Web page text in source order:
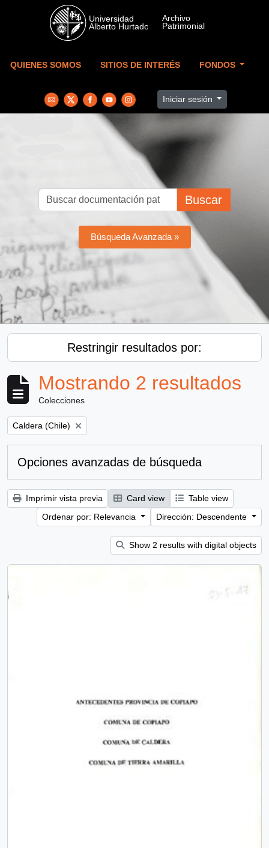
Skip to main content
QUIENES SOMOS SITIOS DE INTERÉS FONDOS
Iniciar sesión
Buscar
Búsqueda Avanzada »
Restringir resultados por:
Mostrando 2 resultados
Colecciones
Remove filter:
Caldera (Chile)
Opciones avanzadas de búsqueda
Imprimir vista previa Card view
Table view
Ordenar por: Relevancia
Dirección: Descendente
Show 2 results with digital objects